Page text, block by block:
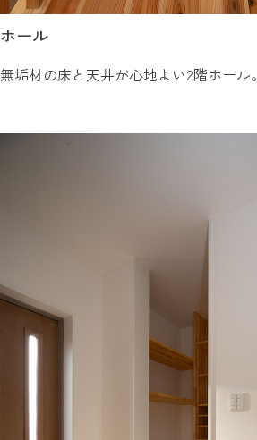
ホール
無垢材の床と天井が心地よい2階ホール。